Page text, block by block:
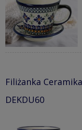
Filiżanka
DEKDU60